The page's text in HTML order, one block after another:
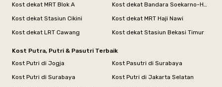
Kost dekat MRT Blok A
Kost dekat Bandara Soekarno-Hatta
Kost dekat Stasiun Cikini
Kost dekat MRT Haji Nawi
Kost dekat LRT Cawang
Kost dekat Stasiun Bekasi Timur
Kost Putra, Putri & Pasutri Terbaik
Kost Putri di Jogja
Kost Pasutri di Surabaya
Kost Putri di Surabaya
Kost Putri di Jakarta Selatan